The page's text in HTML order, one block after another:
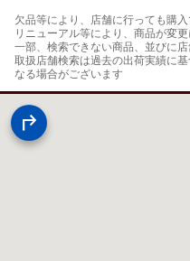
欠品等により、店舗に行っても購
リニューアル等により、商品が変
一部、検索できない商品、並びに
取扱店舗検索は過去の出荷実績に
なる場合がございます